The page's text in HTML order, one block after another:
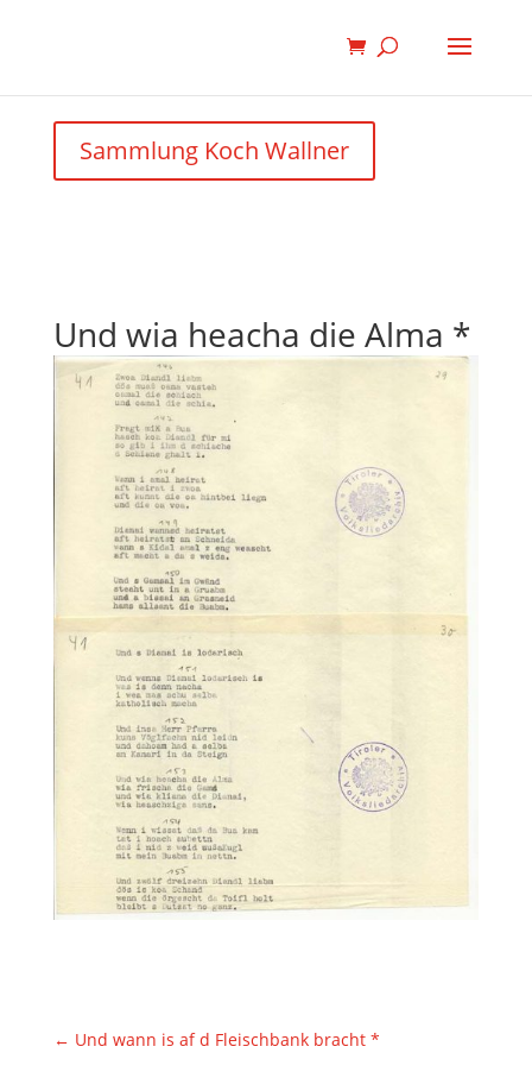
Sammlung Koch Wallner
Und wia heacha die Alma *
← Und wann is af d Fleischbank bracht *